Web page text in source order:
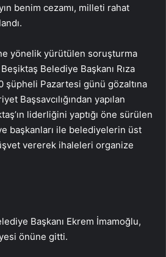
benim cezamı, milleti rahat
yönelik yürütülen soruşturma
Belediye Başkanı Rıza
şüpheli Pazartesi günü gözaltına
Başsavcılığından yapılan
liderliğini yaptığı öne sürülen
başkanları ile belediyelerin üst
vererek ihaleleri organize
Başkanı Ekrem İmamoğlu,
önüne gitti.